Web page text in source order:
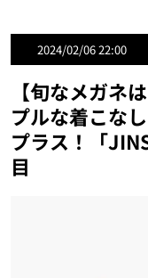
2024/02/06 22:00
【旬なメガネ
プルな着こな
プラス！「
目